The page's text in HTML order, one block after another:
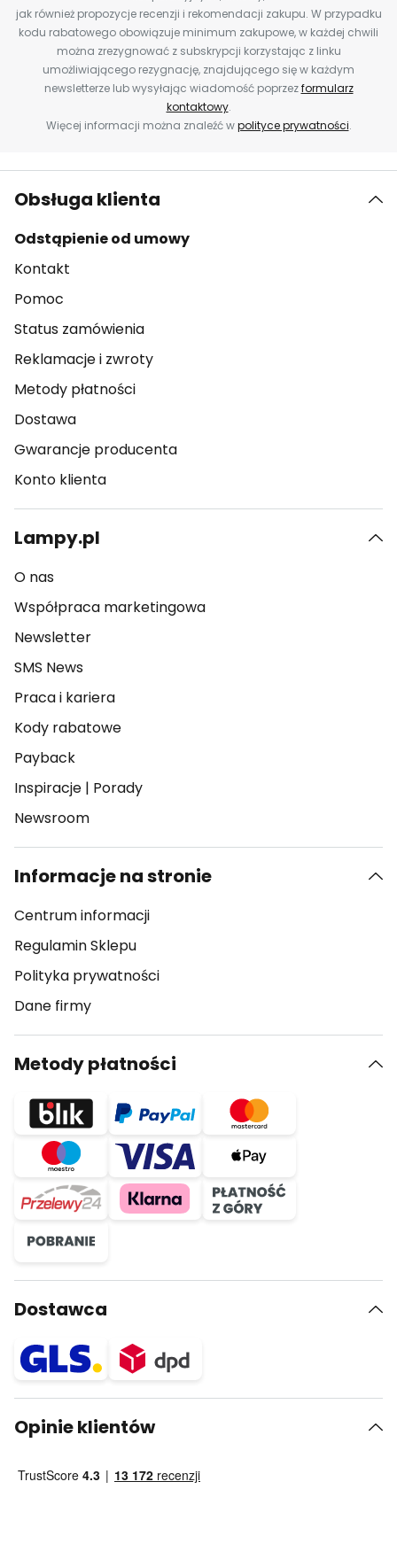
jak również propozycje recenzji i rekomendacji zakupu. W przypadku
kodu rabatowego obowiązuje minimum zakupowe, w każdej chwili
można zrezygnować z subskrypcji korzystając z linku
umożliwiającego rezygnację, znajdującego się w każdym
newsletterze lub wysyłając wiadomość poprzezformularz
kontaktowy.
Więcej informacji można znaleźć wpolityce prywatności.
Obsługa klienta
Odstąpienie od umowy
Kontakt
Pomoc
Status zamówienia
Reklamacje i zwroty
Metody płatności
Dostawa
Gwarancje producenta
Konto klienta
Lampy.pl
O nas
Współpraca marketingowa
Newsletter
SMS News
Praca i kariera
Kody rabatowe
Payback
Inspiracje | Porady
Newsroom
Informacje na stronie
Centrum informacji
Regulamin Sklepu
Polityka prywatności
Dane firmy
Metody płatności
Dostawca
Opinie klientów